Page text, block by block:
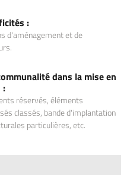
:
d'aménagement et de
dans la mise en
:
réservés, éléments
classés, bande d'implantation
particulières, etc.